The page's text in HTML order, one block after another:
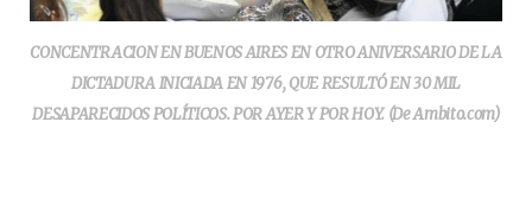
CONCENTRACION EN BUENOS AIRES EN OTRO ANIVERSARIO DE LA
DICTADURA INICIADA EN 1976, QUE RESULTÓ EN 30 MIL
DESAPARECIDOS POLÍTICOS. POR AYER Y POR HOY. (De Ambito.com)